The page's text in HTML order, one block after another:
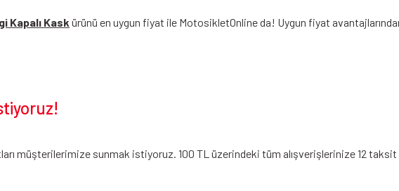
Kapalı Kask ürünü en uygun fiyat ile MotosikletOnline da! Uygun fiyat
müşterilerimize sunmak istiyoruz. 100 TL üzerindeki tüm alışverişlerinize 12